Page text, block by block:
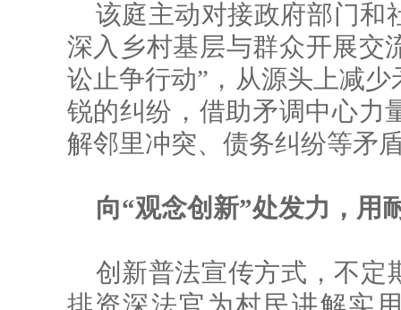
该庭主动对接政府部门和
深入乡村基层与群众开展交
讼止争行动”，从源头上减
锐的纠纷，借助矛调中心力
解邻里冲突、债务纠纷等矛
向“观念创新”处发力，用
创新普法宣传方式，不定